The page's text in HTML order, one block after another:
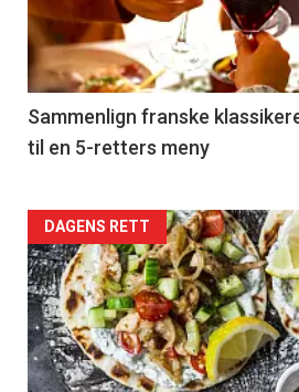
nå
-
5
Sammenlign franske
til en 5-retters meny
Forsiden
akkurat
nå
-
DAGENS RETT